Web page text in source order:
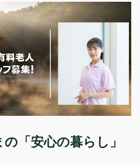
「安心の暮らし」